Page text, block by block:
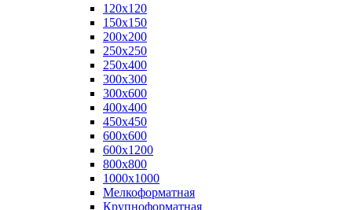
120х120
150х150
200х200
250х250
250х400
300х300
300х600
400х400
450х450
600х600
600х1200
800х800
1000х1000
Мелкоформатная
Крупноформатная